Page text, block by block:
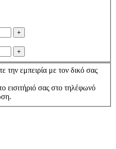
+
+
την εμπειρία με τον δικό σας
εισιτήριό σας στο τηλέφωνό